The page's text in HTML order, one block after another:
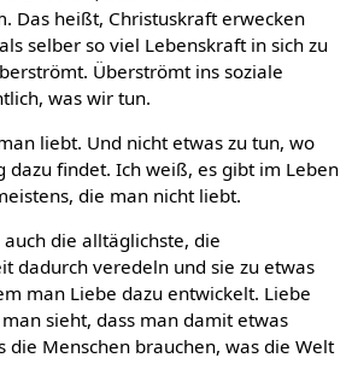
Das heißt, Christuskraft erwecken
selber so viel Lebenskraft in sich zu
Überströmt ins soziale
was wir tun.
liebt. Und nicht etwas zu tun, wo
dazu findet. Ich weiß, es gibt im Leben
die man nicht liebt.
die alltäglichste, die
dadurch veredeln und sie zu etwas
man Liebe dazu entwickelt. Liebe
sieht, dass man damit etwas
die Menschen brauchen, was die Welt